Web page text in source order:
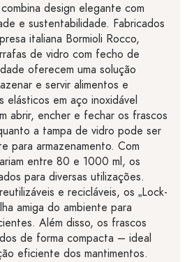
design elegante com
e sustentabilidade. Fabricados
italiana Bormioli Rocco,
de vidro com fecho de
oferecem uma solução
e servir alimentos e
elásticos em aço inoxidável
abrir, encher e fechar os frascos
a tampa de vidro pode ser
para armazenamento. Com
entre 80 e 1000 ml, os
para diversas utilizações.
e recicláveis, os „Lock-
amiga do ambiente para
Além disso, os frascos
de forma compacta – ideal
eficiente dos mantimentos.